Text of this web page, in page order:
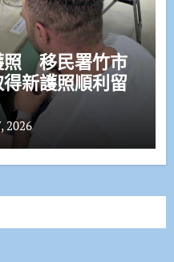
照 移民署竹市
新護照順利留
2026